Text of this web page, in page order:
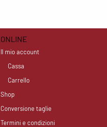
ONLINE
Il mio account
Cassa
Carrello
Shop
Conversione taglie
Termini e condizioni